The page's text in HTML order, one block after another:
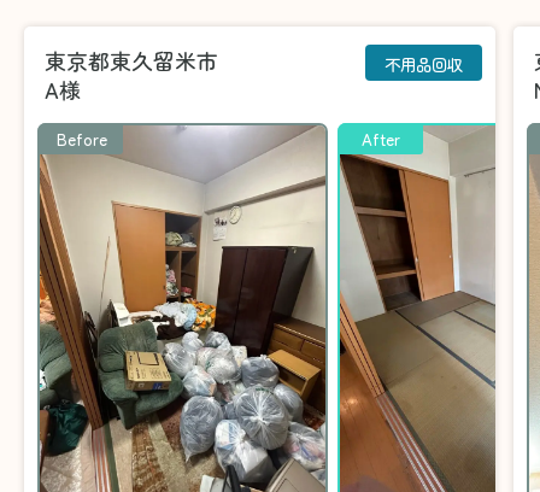
東京都東久留米市
A様
不用品回収
Before After